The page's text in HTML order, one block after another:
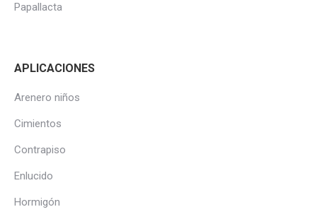
Papallacta
APLICACIONES
Arenero niños
Cimientos
Contrapiso
Enlucido
Hormigón